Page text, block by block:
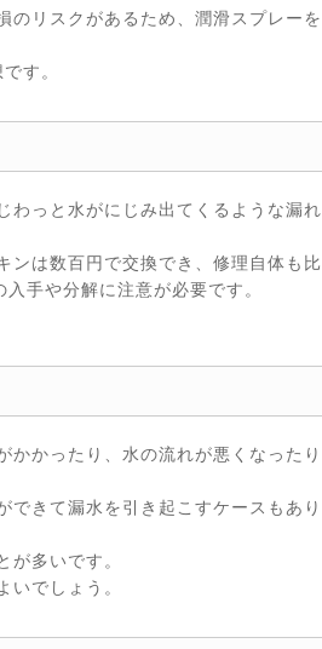
のリスクがあるため、潤滑スプレーを
す。
わっと水がにじみ出てくるような漏れ
ンは数百円で交換でき、修理自体も比
手や分解に注意が必要です。
かったり、水の流れが悪くなったり
きて漏水を引き起こすケースもあり
多いです。
でしょう。